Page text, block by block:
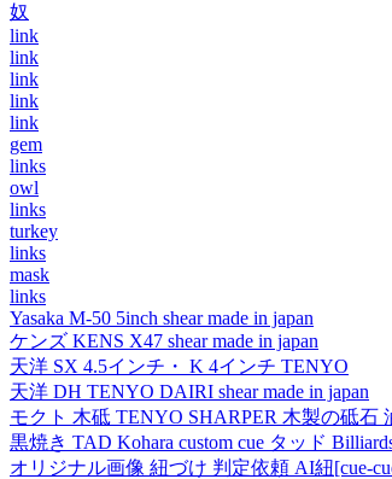
奴
link
link
link
link
link
gem
links
owl
links
turkey
links
mask
links
Yasaka M-50 5inch shear made in japan
ケンズ KENS X47 shear made in japan
天洋 SX 4.5インチ・ K 4インチ TENYO
天洋 DH TENYO DAIRI shear made in japan
モクト 木砥 TENYO SHARPER 木製の砥石
黒焼き TAD Kohara custom cue タッド
オリジナル画像 紐づけ 判定依頼 AI紐[cue-